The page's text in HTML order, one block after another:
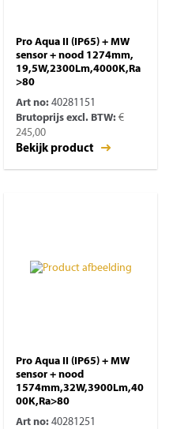
Pro Aqua II (IP65) + MW
sensor + nood 1274mm,
19,5W,2300Lm,4000K,Ra
>80
Art no: 40281151
Brutoprijs excl. BTW: €
245,00
Bekijk product
Pro Aqua II (IP65) + MW
sensor + nood
1574mm,32W,3900Lm,40
00K,Ra>80
Art no: 40281251